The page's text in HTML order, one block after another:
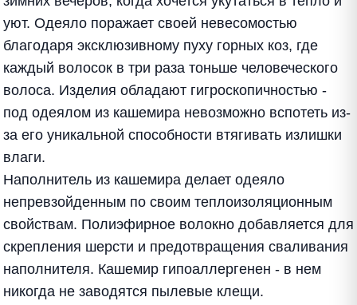
уют. Одеяло поражает своей невесомостью
благодаря эксклюзивному пуху горных коз, где
каждый волосок в три раза тоньше человеческого
волоса. Изделия обладают гигроскопичностью -
под одеялом из кашемира невозможно вспотеть из-
за его уникальной способности втягивать излишки
влаги.
Наполнитель из кашемира делает одеяло
непревзойденным по своим теплоизоляционным
свойствам. Полиэфирное волокно добавляется для
скрепления шерсти и предотвращения сваливания
наполнителя. Кашемир гипоаллергенен - в нем
никогда не заводятся пылевые клещи.